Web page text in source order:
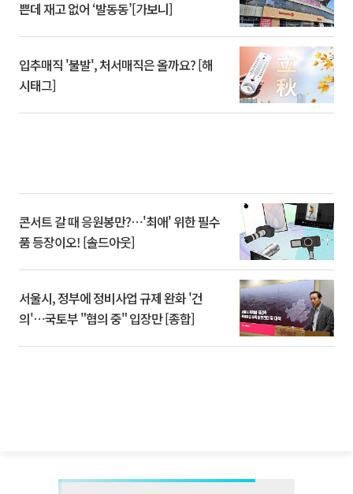
쁜데 재고 없어 ‘발동동’[가보니]
입추매직 '불발', 처서매직은 올까요? [해
시태그]
콘서트 갈 때 응원봉만?⋯'최애' 위한 필수
품 등장이오! [솔드아웃]
서울시, 정부에 정비사업 규제 완화 '건
의'⋯국토부 "협의 중" 입장만 [종합]